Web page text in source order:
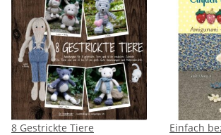
8 Gestrickte Tiere
Einfach